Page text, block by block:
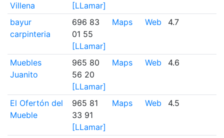
Villena
[LLamar]
bayur
carpinteria
696 83
01 55
[LLamar]
Maps Web 4.7
Muebles
Juanito
965 80
56 20
[LLamar]
Maps Web 4.6
El Ofertón del
Mueble
965 81
33 91
[LLamar]
Maps Web 4.5